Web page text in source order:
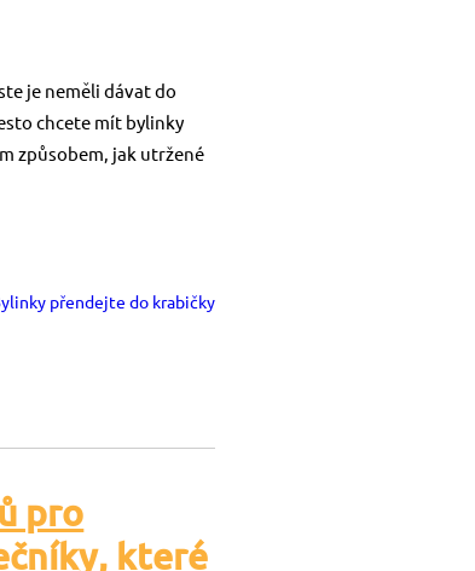
je neměli dávat do
chcete mít bylinky
způsobem, jak utržené
pro
které